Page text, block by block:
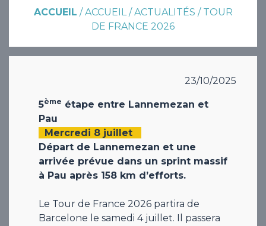
ACCUEIL /ACCUEIL/ACTUALITÉS / TOUR
DE FRANCE 2026
23/10/2025
5ème étape entre Lannemezan et
Pau
Mercredi 8 juillet
Départ de Lannemezan et une
arrivée prévue dans un sprint massif
à Pau après 158 km d’efforts.
Le Tour de France 2026 partira de
Barcelone le samedi 4 juillet. Il passera